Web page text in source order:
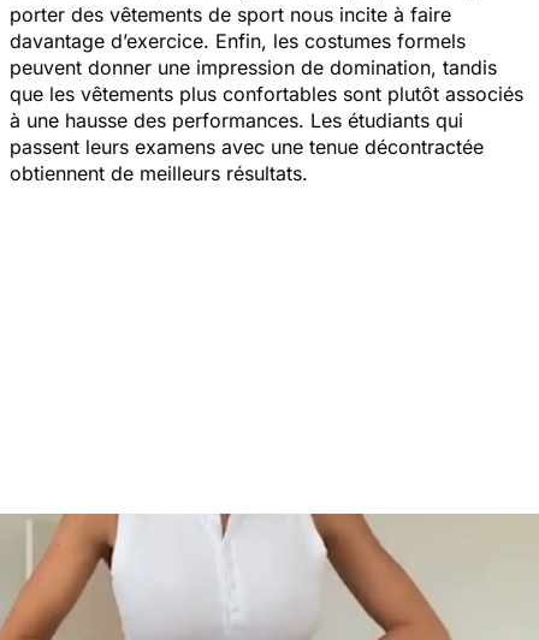
porter des vêtements de sport nous incite à faire
davantage d’exercice. Enfin, les costumes formels
peuvent donner une impression de domination, tandis
que les vêtements plus confortables sont plutôt associés
à une hausse des performances. Les étudiants qui
passent leurs examens avec une tenue décontractée
obtiennent de meilleurs résultats.